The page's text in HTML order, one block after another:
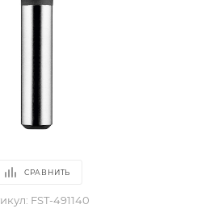
СРАВНИТЬ
FST-491140